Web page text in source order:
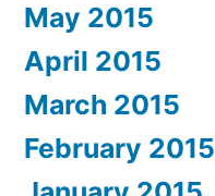
May 2015
April 2015
March 2015
February 2015